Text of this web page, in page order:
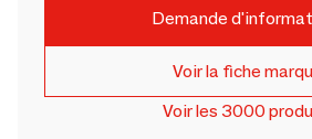
Demande
Voir la fiche
Voir les 3000